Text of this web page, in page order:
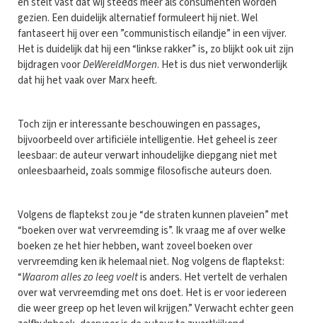
gezien. Een duidelijk alternatief formuleert hij niet. Wel
fantaseert hij over een ”communistisch eilandje” in een vijver.
Het is duidelijk dat hij een “linkse rakker” is, zo blijkt ook uit zijn
bijdragen voorDeWereldMorgen. Het is dus niet verwonderlijk
dat hij het vaak over Marx heeft.
Toch zijn er interessante beschouwingen en passages,
bijvoorbeeld over artificiële intelligentie. Het geheel is zeer
leesbaar: de auteur verwart inhoudelijke diepgang niet met
onleesbaarheid, zoals sommige filosofische auteurs doen.
Volgens de flaptekst zou je “de straten kunnen plaveien” met
“boeken over wat vervreemding is”. Ik vraag me af over welke
boeken ze het hier hebben, want zoveel boeken over
vervreemding ken ik helemaal niet. Nog volgens de flaptekst:
“Waarom alles zo leeg voeltis anders. Het vertelt de verhalen
over wat vervreemding met ons doet. Het is er voor iedereen
die weer greep op het leven wil krijgen.” Verwacht echter geen